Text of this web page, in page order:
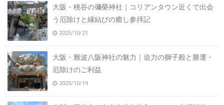
大阪・桃谷の彌榮神社｜コリアンタウン近くで出会
う厄除けと縁結びの癒し参拝記
2025/10/21
大阪・難波八阪神社の魅力｜迫力の獅子殿と勝運・
厄除けのご利益
2025/10/19